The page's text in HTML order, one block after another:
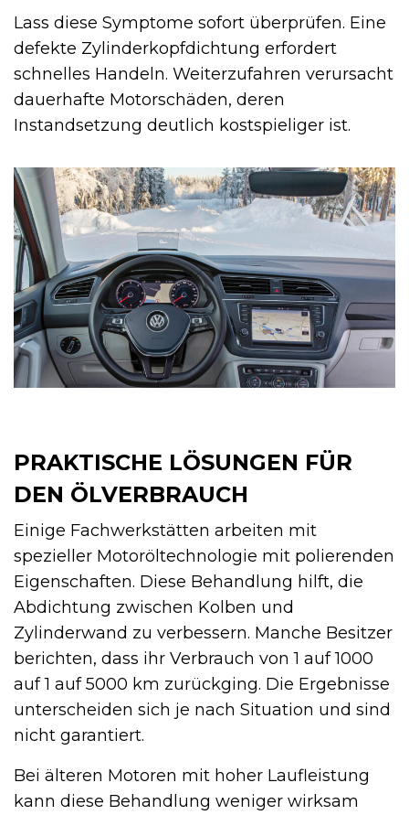
Lass diese Symptome sofort überprüfen. Eine
defekte Zylinderkopfdichtung erfordert
schnelles Handeln. Weiterzufahren verursacht
dauerhafte Motorschäden, deren
Instandsetzung deutlich kostspieliger ist.
PRAKTISCHE LÖSUNGEN FÜR
DEN ÖLVERBRAUCH
Einige Fachwerkstätten arbeiten mit
spezieller Motoröltechnologie mit polierenden
Eigenschaften. Diese Behandlung hilft, die
Abdichtung zwischen Kolben und
Zylinderwand zu verbessern. Manche Besitzer
berichten, dass ihr Verbrauch von 1 auf 1000
auf 1 auf 5000 km zurückging. Die Ergebnisse
unterscheiden sich je nach Situation und sind
nicht garantiert.
Bei älteren Motoren mit hoher Laufleistung
kann diese Behandlung weniger wirksam